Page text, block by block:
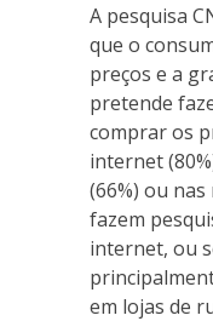
A pesquisa
que o
preços e a
pretende
comprar os
internet
(66%) ou nas
fazem
internet, ou
em lojas de